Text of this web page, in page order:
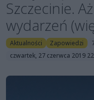
Szczecinie.
wydarzeń
Aktualności Zapowiedzi
czwartek, 27 czerwca 2019